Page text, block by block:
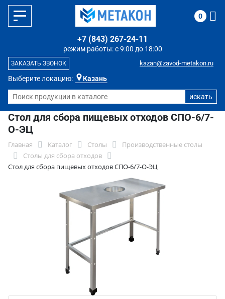
Выберите локацию: Казань
режим работы: с 9:00 до 18:00
+7 (843) 267-24-11
kazan@zavod-metakon.ru
ЗАКАЗАТЬ ЗВОНОК
0
Стол для сбора пищевых отходов СПО-6/7-
О-ЭЦ
Главная Каталог Столы
Производственные столы
Столы для сбора отходов
Стол для сбора пищевых отходов СПО-6/7-О-ЭЦ